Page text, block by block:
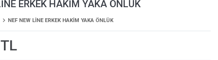
ERKEK HAKİM YAKA ÖNLÜK
NEF NEW LİNE ERKEK HAKİM YAKA ÖNLÜK